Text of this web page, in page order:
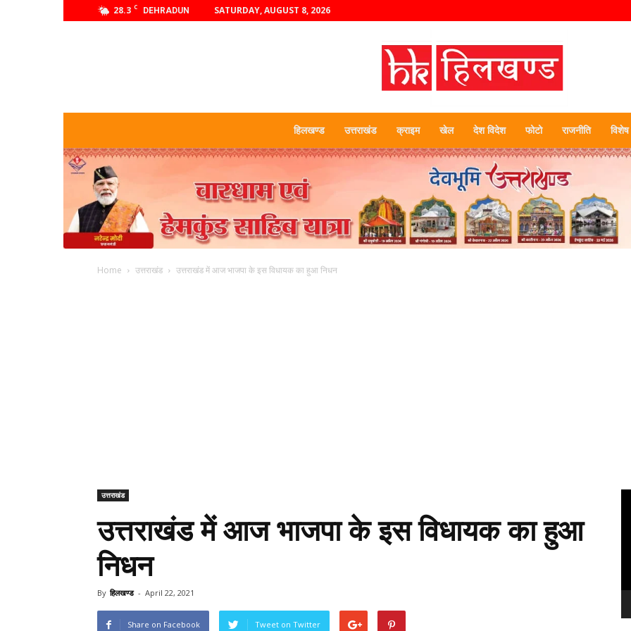
28.3 C DEHRADUN SATURDAY, AUGUST 8, 2026
हिलखण्ड
हिलखण्ड उत्तराखंड क्राइम खेल देश विदेश फोटो राजनीति विशेष
Home उत्तराखंड उत्तराखंड में आज भाजपा के इस विधायक का हुआ निधन
उत्तराखंड
उत्तराखंड में आज भाजपा के इस विधायक का हुआ
निधन
By हिलखण्ड - April 22, 2021
Share on Facebook Tweet on Twitter